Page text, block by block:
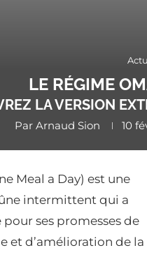
LE RÉGIME
LA VERSION
ParArnaud Sion 10
Meal a Day) est une
intermittent qui a
ses promesses de
et d’amélioration de la